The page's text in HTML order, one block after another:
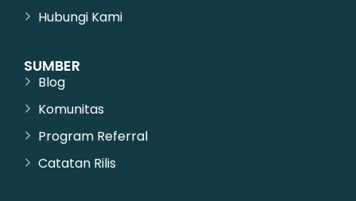
Hubungi Kami
SUMBER
Blog
Komunitas
Program Referral
Catatan Rilis